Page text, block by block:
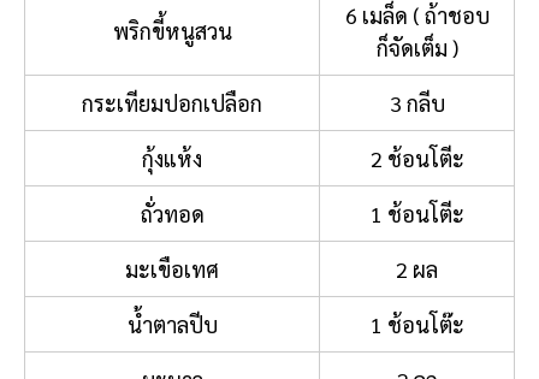
พริกขี้หนูสวน
6 เมล็ด ( ถ้าชอบ
ก็จัดเต็ม )
กระเทียมปอกเปลือก
3 กลีบ
กุ้งแห้ง
2 ช้อนโตีะ
ถั่วทอด
1 ช้อนโตีะ
มะเขือเทศ
2 ผล
น้ำตาลปีบ
1 ช้อนโต๊ะ